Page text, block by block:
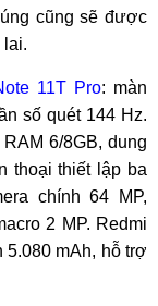
cũng sẽ được
lai.
11T Pro: màn
số quét 144 Hz.
6/8GB, dung
thoại thiết lập ba
chính 64 MP,
2 MP. Redmi
5.080 mAh, hỗ trợ